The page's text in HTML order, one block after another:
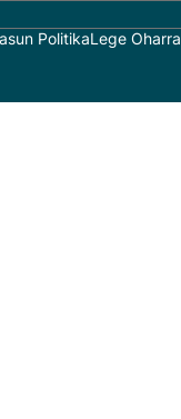
PolitikaLege Oharra